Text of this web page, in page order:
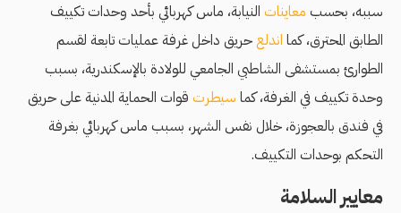
سببه، بحسب معاينات النيابة، ماس كهربائي بأحد وحدات تكييف
الطابق المحترق، كما اندلعحريق داخل غرفة عمليات تابعة لقسم
الطوارئ بمستشفى الشاطبي الجامعي للولادة باﻹسكندرية، بسبب
وحدة تكييف في الغرفة، كما سيطرت قوات الحماية المدنية على حريق
في فندق بالعجوزة، خلال نفس الشهر، بسبب ماس كهربائي بغرفة
التحكم بوحدات التكييف.
معايير السلامة